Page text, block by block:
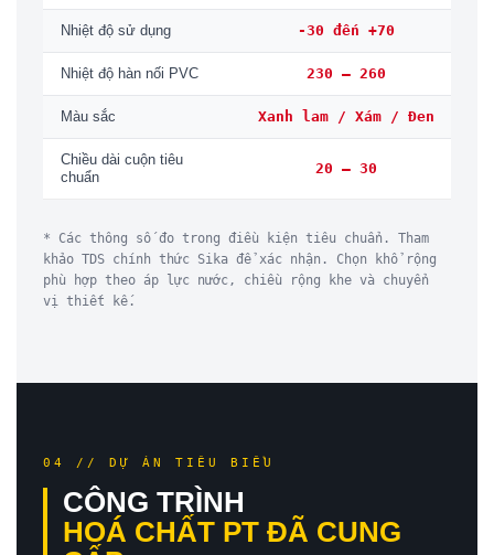
Nhiệt độ sử dụng -30 đến +70
Nhiệt độ hàn nối PVC 230 – 260
Màu sắc Xanh lam / Xám / Đen
Chiều dài cuộn tiêu
chuẩn
20 – 30
* Các thông số đo trong điều kiện tiêu chuẩn. Tham
khảo TDS chính thức Sika để xác nhận. Chọn khổ rộng
phù hợp theo áp lực nước, chiều rộng khe và chuyển
vị thiết kế.
04 // DỰ ÁN TIÊU BIỂU
CÔNG TRÌNH
HOÁ CHẤT PT ĐÃ CUNG